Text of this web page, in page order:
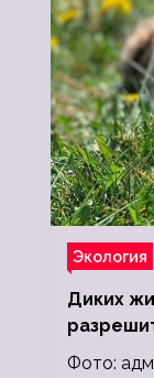
Экология
Диких
зоопарки
Фото: